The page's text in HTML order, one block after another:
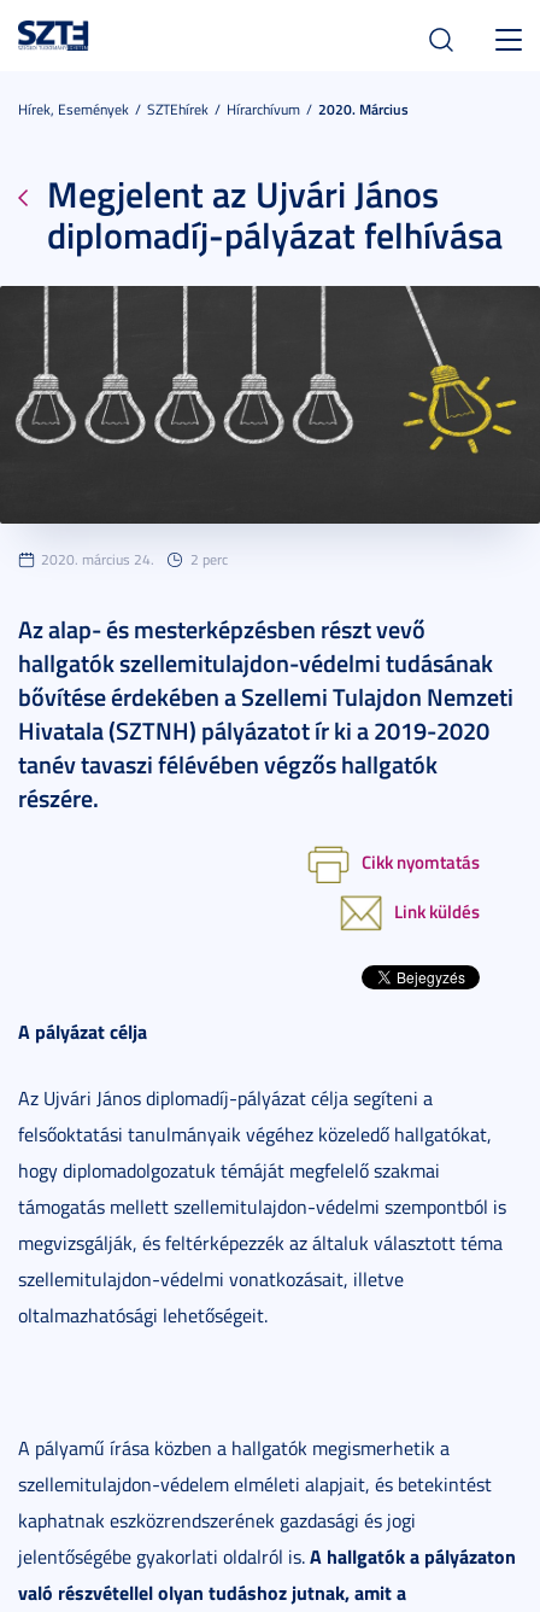
Hírek, Események SZTEhírek Hírarchívum 2020. Március
Megjelent az Ujvári János
diplomadíj-pályázat felhívása
2020. március 24. 2 perc
Az alap- és mesterképzésben részt vevő
hallgatók szellemitulajdon-védelmi tudásának
bővítése érdekében a Szellemi Tulajdon Nemzeti
Hivatala (SZTNH) pályázatot ír ki a 2019-2020
tanév tavaszi félévében végzős hallgatók
részére.
Cikk nyomtatás
Link küldés
A pályázat célja
Az Ujvári János diplomadíj-pályázat célja segíteni a
felsőoktatási tanulmányaik végéhez közeledő hallgatókat,
hogy diplomadolgozatuk témáját megfelelő szakmai
támogatás mellett szellemitulajdon-védelmi szempontból is
megvizsgálják, és feltérképezzék az általuk választott téma
szellemitulajdon-védelmi vonatkozásait, illetve
oltalmazhatósági lehetőségeit.
A pályamű írása közben a hallgatók megismerhetik a
szellemitulajdon-védelem elméleti alapjait, és betekintést
kaphatnak eszközrendszerének gazdasági és jogi
jelentőségébe gyakorlati oldalról is.A hallgatók a pályázaton
való részvétellel olyan tudáshoz jutnak, amit a